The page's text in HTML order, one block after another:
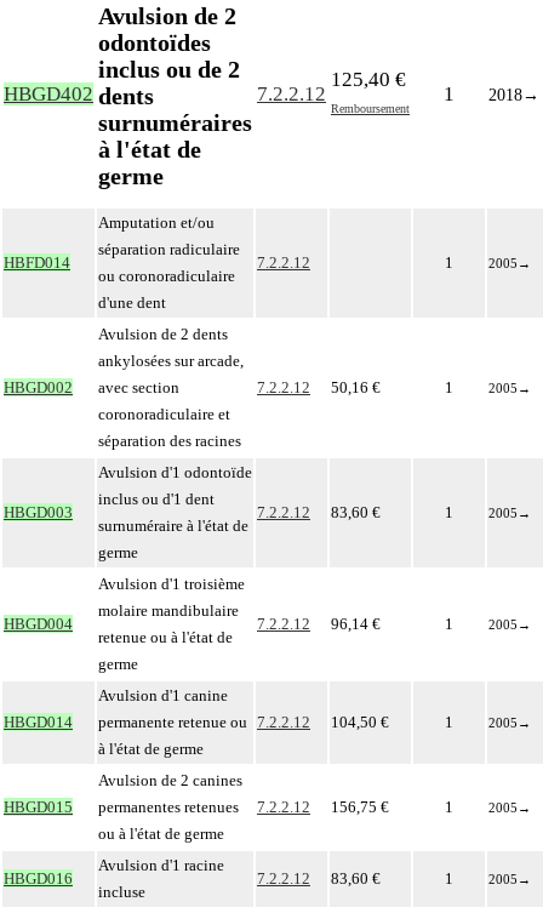
HBGD402
Avulsion de 2
odontoïdes
inclus ou de 2
dents
surnuméraires
à l'état de
germe
7.2.2.12
125,40 €
Remboursement
1 2018→
HBFD014
Amputation et/ou
séparation radiculaire
ou coronoradiculaire
d'une dent
7.2.2.12 1 2005 →
HBGD002
Avulsion de 2 dents
ankylosées sur arcade,
avec section
coronoradiculaire et
séparation des racines
7.2.2.12 50,16 € 1 2005 →
HBGD003
Avulsion d'1 odontoïde
inclus ou d'1 dent
surnuméraire à l'état de
germe
7.2.2.12 83,60 € 1 2005 →
HBGD004
Avulsion d'1 troisième
molaire mandibulaire
retenue ou à l'état de
germe
7.2.2.12 96,14 € 1 2005 →
HBGD014
Avulsion d'1 canine
permanente retenue ou
à l'état de germe
7.2.2.12 104,50 € 1 2005 →
HBGD015
Avulsion de 2 canines
permanentes retenues
ou à l'état de germe
7.2.2.12 156,75 € 1 2005 →
HBGD016
Avulsion d'1 racine
incluse
7.2.2.12 83,60 € 1 2005 →